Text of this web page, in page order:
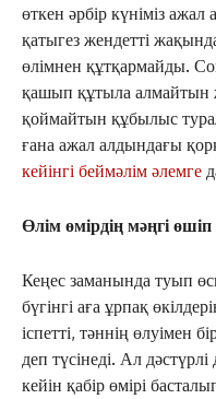
өткен әрбір күніміз
қатыгез жендетті
өлімнен құтқармайды.
қашып құтыла алмайтын
қоймайтын құбылыс
ғана ажал алдындағы
кейінгі беймәлім әлемге
Өлім өмірдің мәңгі
Кеңес заманында туып
бүгінгі аға ұрпақ
іспетті, тәннің өлуімен
деп түсінеді. Ал
кейін қабір өмірі